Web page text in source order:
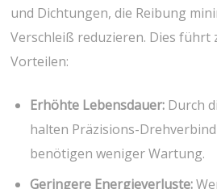
und Dichtungen, die Reibung
Verschleiß reduzieren. Dies führt
Vorteilen:
Erhöhte Lebensdauer: Durch
halten Präzisions-
benötigen weniger Wartung.
Geringere Energieverluste: